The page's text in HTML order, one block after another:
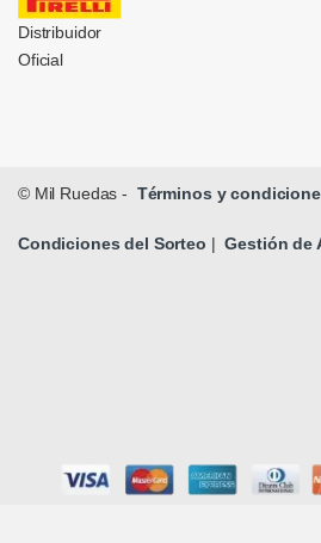
Distribuidor
Oficial
© Mil Ruedas - Términos y
Condiciones del Sorteo | Gestión de